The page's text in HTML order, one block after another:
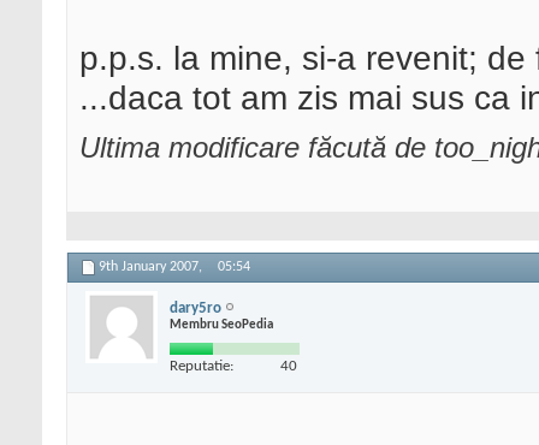
p.p.s. la mine, si-a revenit;
...daca tot am zis mai sus ca
Ultima modificare făcută de
9th January 2007, 05:54
dary5ro
Membru SeoPedia
Reputatie: 40